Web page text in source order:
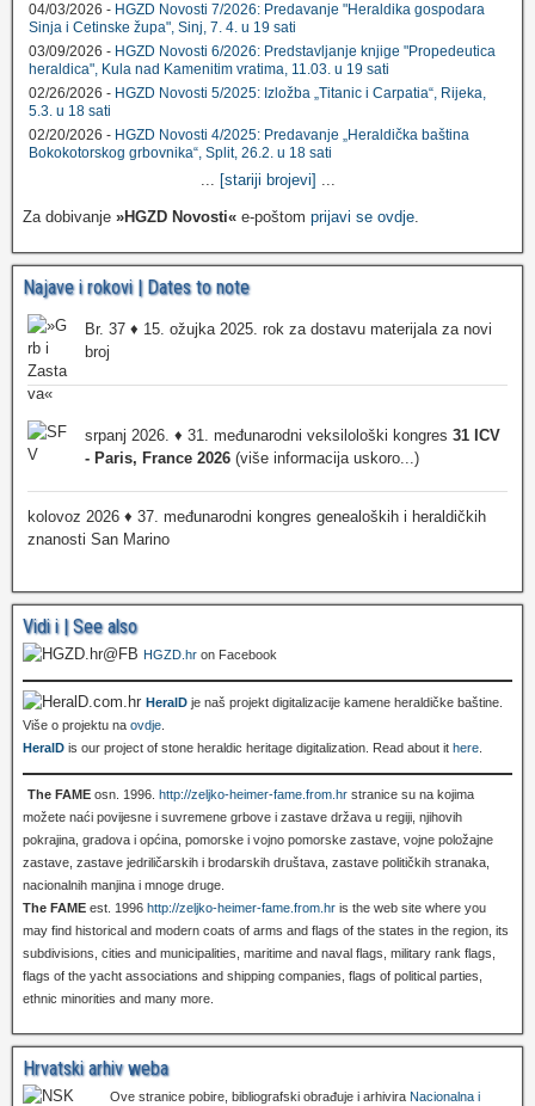
04/03/2026 - HGZD Novosti 7/2026: Predavanje "Heraldika gospodara
Sinja i Cetinske župa", Sinj, 7. 4. u 19 sati
03/09/2026 - HGZD Novosti 6/2026: Predstavljanje knjige "Propedeutica
heraldica", Kula nad Kamenitim vratima, 11.03. u 19 sati
02/26/2026 - HGZD Novosti 5/2025: Izložba „Titanic i Carpatia“, Rijeka,
5.3. u 18 sati
02/20/2026 - HGZD Novosti 4/2025: Predavanje „Heraldička baština
Bokokotorskog grbovnika“, Split, 26.2. u 18 sati
... [stariji brojevi] ...
Za dobivanje »HGZD Novosti« e-poštom prijavi se ovdje.
Najave i rokovi | Dates to note
Br. 37 ♦ 15. ožujka 2025. rok za dostavu materijala za novi
broj
srpanj 2026. ♦ 31. međunarodni veksilološki kongres 31 ICV
- Paris, France 2026 (više informacija uskoro...)
kolovoz 2026 ♦ 37. međunarodni kongres genealoških i heraldičkih
znanosti San Marino
Vidi i | See also
HGZD.hr on Facebook
HeralD je naš projekt digitalizacije kamene heraldičke baštine.
Više o projektu na ovdje
HeralD is our project of stone heraldic heritage digitalization. Read about it here
The FAME osn. 1996. http://zeljko-heimer-fame.from.hr stranice su na kojima
možete naći povijesne i suvremene grbove i zastave država u regiji, njihovih
pokrajina, gradova i općina, pomorske i vojno pomorske zastave, vojne položajne
zastave, zastave jedriličarskih i brodarskih društava, zastave političkih stranaka,
nacionalnih manjina i mnoge druge.
The FAME est. 1996 http://zeljko-heimer-fame.from.hr is the web site where you
may find historical and modern coats of arms and flags of the states in the region, its
subdivisions, cities and municipalities, maritime and naval flags, military rank flags,
flags of the yacht associations and shipping companies, flags of political parties,
ethnic minorities and many more.
Hrvatski arhiv weba
Ove stranice pobire, bibliografski obrađuje i arhivira Nacionalna i